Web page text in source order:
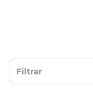
Filtrar